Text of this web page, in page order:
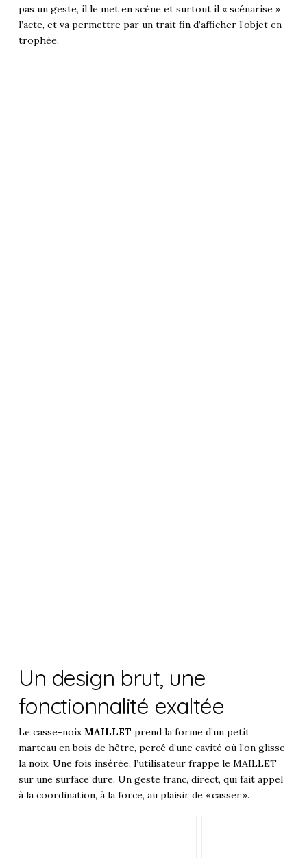
pas un geste, il le met en scène et surtout il « scénarise »
l’acte, et va permettre par un trait fin d’afficher l’objet en
trophée.
Un design brut, une
fonctionnalité exaltée
Le casse-noixMAILLET prend la forme d’un petit
marteau en bois de hêtre, percé d’une cavité où l’on glisse
la noix. Une fois insérée, l’utilisateur frappe le MAILLET
sur une surface dure. Un geste franc, direct, qui fait appel
à la coordination, à la force, au plaisir de « casser ».